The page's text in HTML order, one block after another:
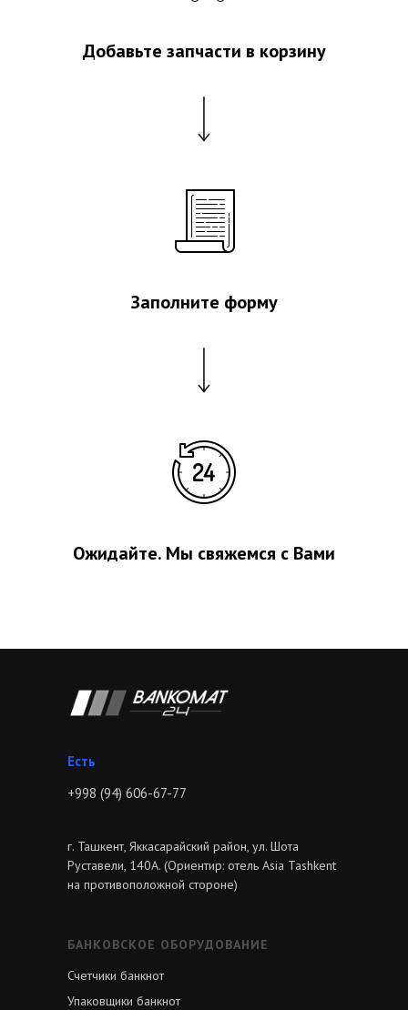
Добавьте запчасти в корзину
Заполните форму
Ожидайте. Мы свяжемся с Вами
БАНКОВСКОЕ ОБОРУДОВАНИЕ
Счетчики банкнот
г. Ташкент, Яккасарайский район, ул. Шота
Руставели, 140А. (Ориентир: отель Asia Tashkent
на противоположной стороне)
Звони
+998 (94) 606-67-77
Упаковщики банкнот